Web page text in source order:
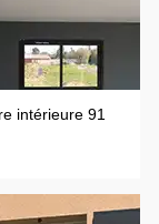
intérieure 91